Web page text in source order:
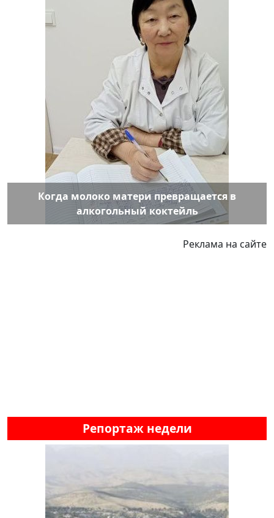
Когда молоко матери превращается в
алкогольный коктейль
Реклама на сайте
Репортаж недели